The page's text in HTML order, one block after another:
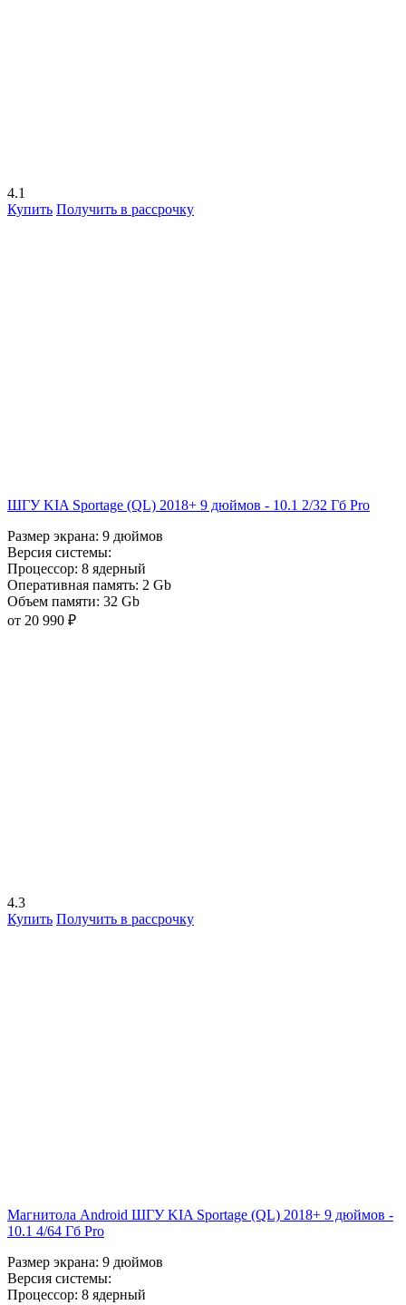
4.1
Купить Получить в рассрочку
ШГУ KIA Sportage (QL) 2018+ 9 дюймов - 10.1 2/32 Гб Pro
Размер экрана: 9 дюймов
Версия системы:
Процессор: 8 ядерный
Оперативная память: 2 Gb
Объем памяти: 32 Gb
от 20 990 ₽
4.3
Купить Получить в рассрочку
Магнитола Android ШГУ KIA Sportage (QL) 2018+ 9 дюймов -
10.1 4/64 Гб Pro
Размер экрана: 9 дюймов
Версия системы:
Процессор: 8 ядерный